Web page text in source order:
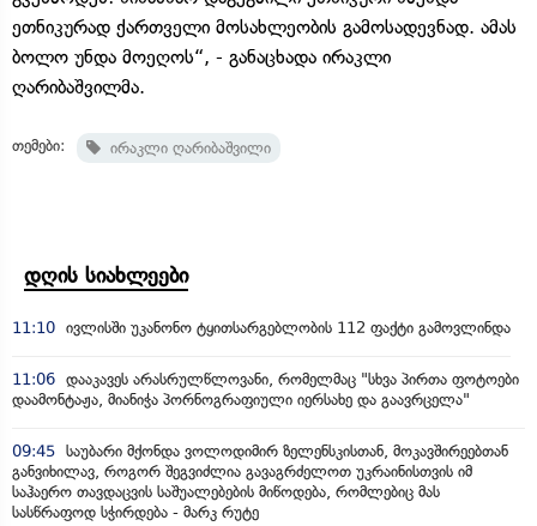
ეთნიკურად ქართველი მოსახლეობის გამოსადევნად. ამას
ბოლო უნდა მოეღოს“, - განაცხადა ირაკლი
ღარიბაშვილმა.
თემები: ირაკლი ღარიბაშვილი
დღის სიახლეები
11:10 ივლისში უკანონო ტყითსარგებლობის 112 ფაქტი გამოვლინდა
11:06 დააკავეს არასრულწლოვანი, რომელმაც "სხვა პირთა ფოტოები
დაამონტაჟა, მიანიჭა პორნოგრაფიული იერსახე და გაავრცელა"
09:45 საუბარი მქონდა ვოლოდიმირ ზელენსკისთან, მოკავშირეებთან
განვიხილავ, როგორ შეგვიძლია გავაგრძელოთ უკრაინისთვის იმ
საჰაერო თავდაცვის საშუალებების მიწოდება, რომლებიც მას
სასწრაფოდ სჭირდება - მარკ რუტე